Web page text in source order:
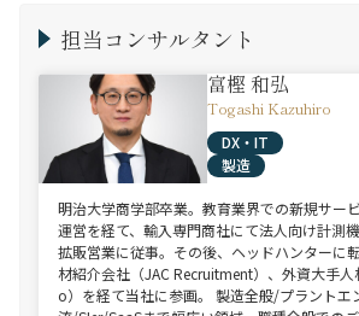
担当コンサルタント
富樫 和弘
Togashi Kazuhiro
DX・IT
製造
明治大学商学部卒業。教育業界での新規サー
運営を経て、輸入専門商社にて法人向け計測
拡販営業に従事。その後、ヘッドハンターに
材紹介会社（JAC Recruitment）、外資大手
o）を経て当社に参画。 製造全般/プラントエ